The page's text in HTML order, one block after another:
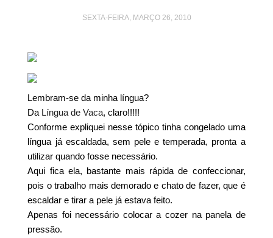
SEXTA-FEIRA, MARÇO 26, 2010
Lembram-se da minha língua?
Da Língua de Vaca, claro!!!!!
Conforme expliquei nesse tópico tinha congelado uma
língua já escaldada, sem pele e temperada, pronta a
utilizar quando fosse necessário.
Aqui fica ela, bastante mais rápida de confeccionar,
pois o trabalho mais demorado e chato de fazer, que é
escaldar e tirar a pele já estava feito.
Apenas foi necessário colocar a cozer na panela de
pressão.